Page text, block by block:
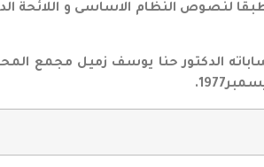
بالقاهرة طبقا لنصوص النظام الاساسى و
الدكتور حنا يوسف زميل مجمع